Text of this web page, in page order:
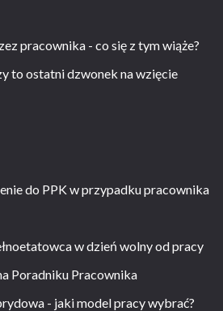
pracownika - co się z tym wiąże?
to ostatni dzwonek na wzięcie
do PPK w przypadku pracownika
w dzień wolny od pracy
Poradniku Pracownika
- jaki model pracy wybrać?